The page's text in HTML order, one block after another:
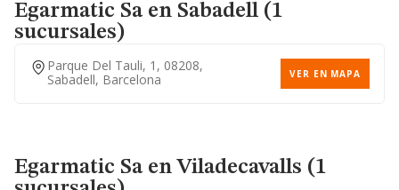
Egarmatic Saen Sabadell (1
sucursales)
Parque Del Tauli, 1, 08208,
Sabadell, Barcelona
VER EN MAPA
Egarmatic Saen Viladecavalls (1